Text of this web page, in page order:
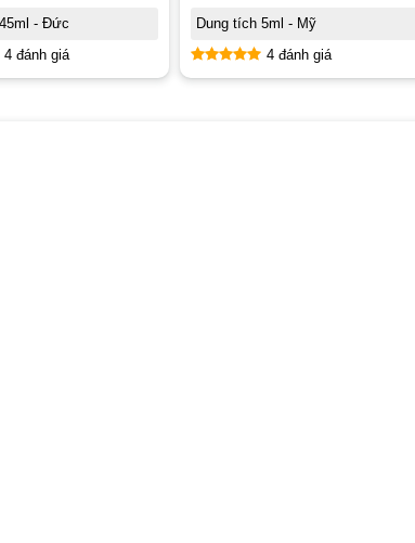
- Đức
4 đánh giá
Được xếp
Dung tích 5ml - Mỹ
4 đánh giá